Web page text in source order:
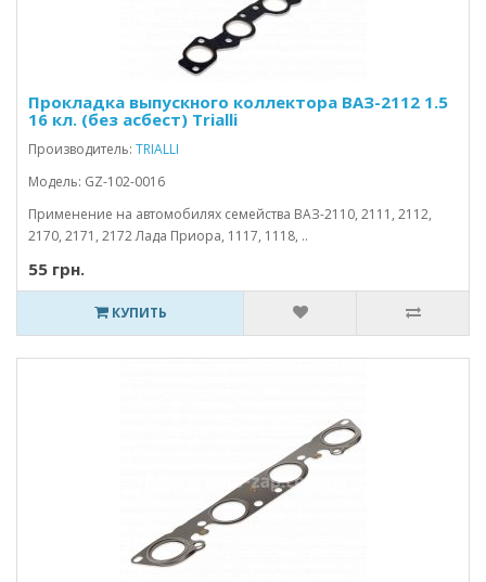
Прокладка выпускного коллектора ВАЗ-2112 1.5
16 кл. (без асбест) Trialli
Производитель: TRIALLI
Модель: GZ-102-0016
Применение на автомобилях семейства ВАЗ-2110, 2111, 2112,
2170, 2171, 2172 Лада Приора, 1117, 1118, ..
55 грн.
КУПИТЬ